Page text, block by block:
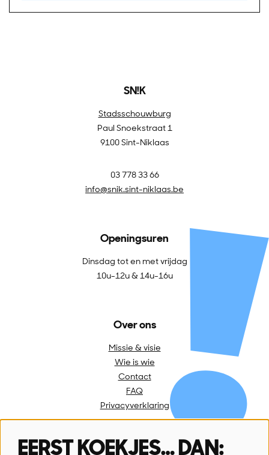
SN!K
Stadsschouwburg
Paul Snoekstraat 1
9100 Sint-Niklaas
03 778 33 66
info@snik.sint-niklaas.be
Openingsuren
Dinsdag tot en met vrijdag
10u-12u & 14u-16u
Over ons
Missie & visie
Wie is wie
Contact
FAQ
Privacyverklaring
EERST KOEKJES… DAN: